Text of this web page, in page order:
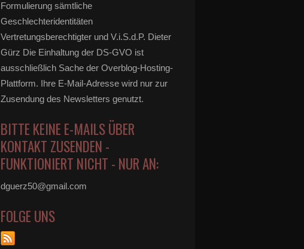
Formulierung sämtliche
Geschlechteridentitäten
Vertretungsberechtigter und V.i.S.d.P. Dieter
Gürz Die Einhaltung der DS-GVO ist
ausschließlich Sache der Overblog-Hosting-
Plattform. Ihre E-Mail-Adresse wird nur zur
Zusendung des Newsletters genutzt.
BITTE KEINE E-MAILS ÜBER
KONTAKT ZUSENDEN -
FUNKTIONIERT NICHT - NUR AN:
dguerz50@gmail.com
FOLGE UNS